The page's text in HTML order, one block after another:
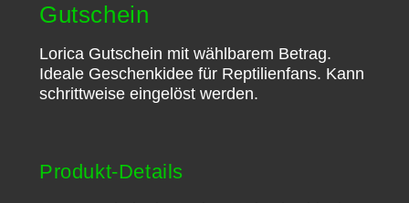
Gutschein
Lorica Gutschein mit wählbarem Betrag.
Ideale Geschenkidee für Reptilienfans. Kann
schrittweise eingelöst werden.
Produkt-Details